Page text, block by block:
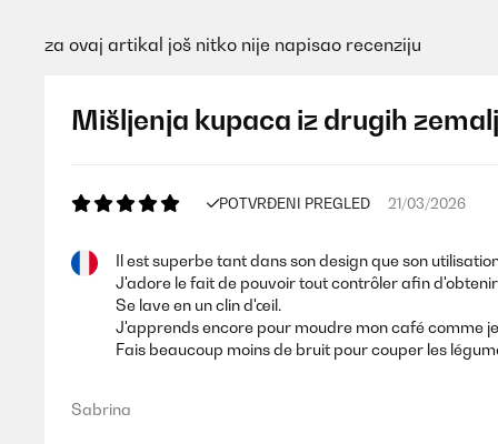
za ovaj artikal još nitko nije napisao recenziju
Mišljenja kupaca iz drugih
POTVRĐENI PREGLED 21/03/2026
Il est superbe tant dans son design que son
J'adore le fait de pouvoir tout contrôler afin
Se lave en un clin d'œil.
J'apprends encore pour moudre mon café comme
Fais beaucoup moins de bruit pour couper les
Sabrina